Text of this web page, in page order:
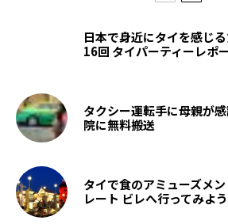
日本で身近にタイを感じ
16回 タイパーティーレポ
タクシー運転手に母親が
院に無料搬送
タイで食のアミューズメ
レート ビレへ行ってみよう